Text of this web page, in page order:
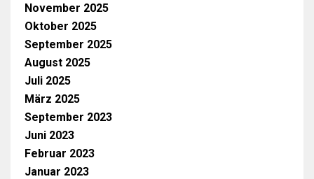
November 2025
Oktober 2025
September 2025
August 2025
Juli 2025
März 2025
September 2023
Juni 2023
Februar 2023
Januar 2023